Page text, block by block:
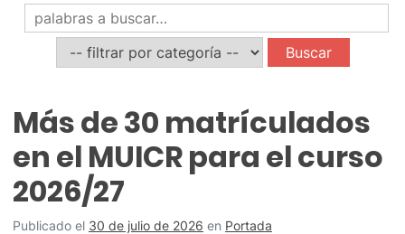
Noticias
Más de 30 matrículados
en el MUICR para el curso
2026/27
Publicado el 30 de julio de 2026 en Portada